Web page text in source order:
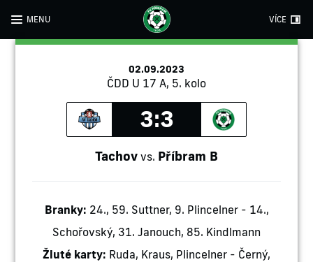
MENU VÍCE
02.09.2023
ČDD U 17 A, 5. kolo
3:3
Tachov vs. Příbram B
Branky: 24., 59. Suttner, 9. Plincelner - 14.,
Schořovský, 31. Janouch, 85. Kindlmann
Žluté karty: Ruda, Kraus, Plincelner - Černý,